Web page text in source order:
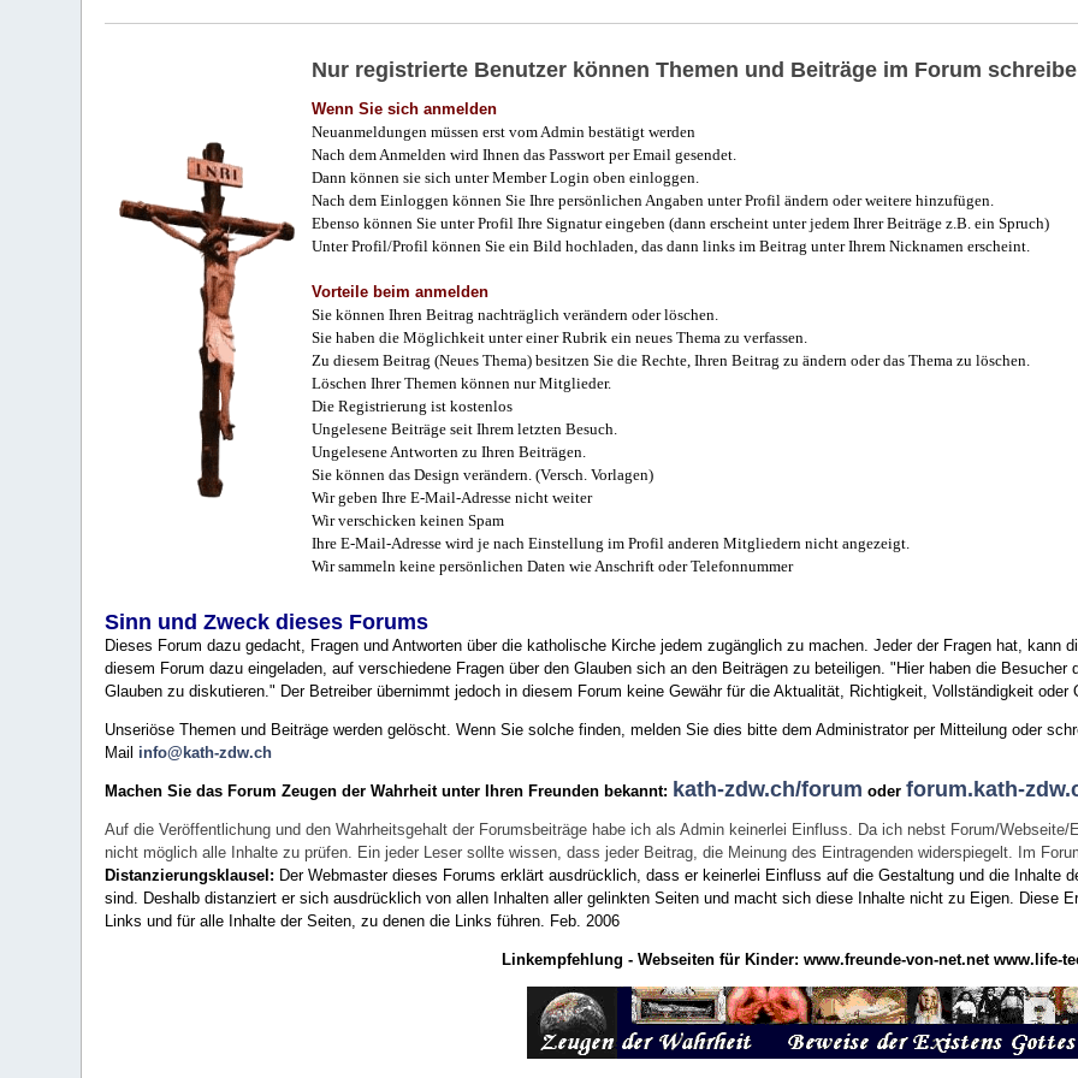
Nur registrierte Benutzer können Themen und Beiträge im Forum
Wenn Sie sich anmelden
Neuanmeldungen müssen erst vom Admin bestätigt werden
Nach dem Anmelden wird Ihnen das Passwort per Email gesendet.
Dann können sie sich unter Member Login oben einloggen.
Nach dem Einloggen können Sie Ihre persönlichen Angaben unter Profil ändern oder weitere hinzufügen.
Ebenso können Sie unter Profil Ihre Signatur eingeben (dann erscheint unter jedem Ihrer Beiträge z.B. ein Spruch)
Unter Profil/Profil können Sie ein Bild hochladen, das dann links im Beitrag unter Ihrem Nicknamen erscheint.
Vorteile beim anmelden
Sie können Ihren Beitrag nachträglich verändern oder löschen.
Sie haben die Möglichkeit unter einer Rubrik ein neues Thema zu verfassen.
Zu diesem Beitrag (Neues Thema) besitzen Sie die Rechte, Ihren Beitrag zu ändern oder das Thema zu löschen.
Löschen Ihrer Themen können nur Mitglieder.
Die Registrierung ist kostenlos
Ungelesene Beiträge seit Ihrem letzten Besuch.
Ungelesene Antworten zu Ihren Beiträgen.
Sie können das Design verändern. (Versch. Vorlagen)
Wir geben Ihre E-Mail-Adresse nicht weiter
Wir verschicken keinen Spam
Ihre E-Mail-Adresse wird je nach Einstellung im Profil anderen Mitgliedern nicht angezeigt.
Wir sammeln keine persönlichen Daten wie Anschrift oder Telefonnummer
Sinn und Zweck dieses Forums
Dieses Forum dazu gedacht, Fragen und Antworten über die katholische Kirche jedem zugänglich zu machen. Jeder der Fragen hat, kann
diesem Forum dazu eingeladen, auf verschiedene Fragen über den Glauben sich an den Beiträgen zu beteiligen. "Hier haben die
Glauben zu diskutieren." Der Betreiber übernimmt jedoch in diesem Forum keine Gewähr für die Aktualität, Richtigkeit, Vollständigkeit
Unseriöse Themen und Beiträge werden gelöscht. Wenn Sie solche finden, melden Sie dies bitte dem Administrator per Mitteilung oder
Mail info@kath-zdw.ch
Machen Sie das Forum Zeugen der Wahrheit unter Ihren Freunden bekannt: kath-zdw.ch/forum oderforum.kath-
Auf die Veröffentlichung und den Wahrheitsgehalt der Forumsbeiträge habe ich als Admin keinerlei Einfluss. Da ich nebst Forum/
nicht möglich alle Inhalte zu prüfen. Ein jeder Leser sollte wissen, dass jeder Beitrag, die Meinung des Eintragenden widerspiegelt. Im
Distanzierungsklausel: Der Webmaster dieses Forums erklärt ausdrücklich, dass er keinerlei Einfluss auf die Gestaltung und die Inhalte
sind. Deshalb distanziert er sich ausdrücklich von allen Inhalten aller gelinkten Seiten und macht sich diese Inhalte nicht zu Eigen. Diese
Links und für alle Inhalte der Seiten, zu denen die Links führen. Feb. 2006
Linkempfehlung - Webseiten für Kinder: www.freunde-von-net.net www.life-